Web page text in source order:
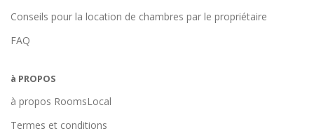
Conseils pour la location de chambres par le propriétaire
FAQ
à PROPOS
à propos RoomsLocal
Termes et conditions